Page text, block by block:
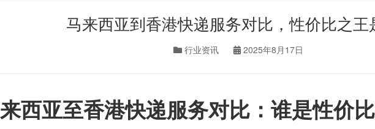
马来西亚到香港快递服务对比，性价比之王
行业资讯 2025年8月17日
西亚至香港快递服务对比：谁是性价